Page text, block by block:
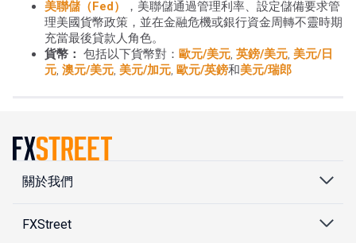
美聯儲（Fed）
，美聯儲通過管理利率、設定儲備要求管
理美國貨幣政策，並在金融危機或銀行資金周轉不靈時期
充當最後貸款人角色。
貨幣： 包括以下貨幣對： 歐元/美元, 英鎊/美元, 美元/日
元, 澳元/美元, 美元/加元, 歐元/英鎊和美元/瑞郎
關於我們
FXStreet